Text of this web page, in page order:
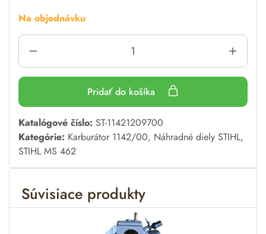
Na objednávku
Pridať do košíka
A
l
t
e
n
a
Katalógové číslo: ST-11421209700
Kategórie: Karburátor 1142/00, Náhradné diely STIHL,
STIHL MS 462
Súvisiace produkty